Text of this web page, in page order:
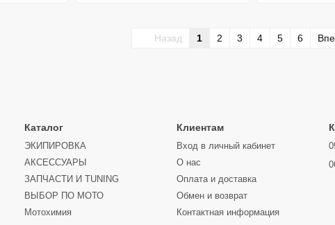
Назад 1 2 3 4 5 6
Каталог
ЭКИПИРОВКА
АКСЕССУАРЫ
ЗАПЧАСТИ И ТUNING
ВЫБОР ПО МОТО
Мотохимия
Клиентам
Вход в личный кабинет
О нас
Оплата и доставка
Обмен и возврат
Контактная информация